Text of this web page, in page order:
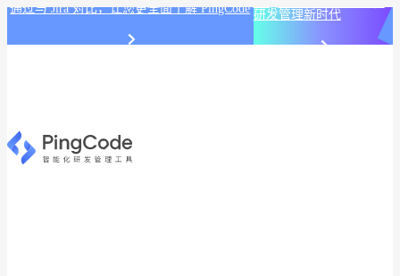
通过与 Jira 对比，让您更全面了解 PingCode 研发管理新时代